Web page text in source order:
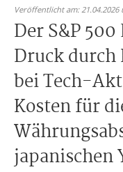
Veröffentlicht am:
Der S&P
Druck
bei Tech-
Kosten für
japanischen